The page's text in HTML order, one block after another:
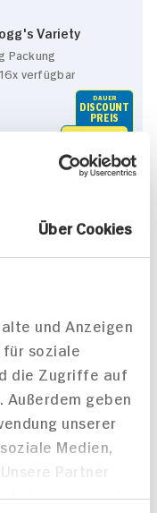
Über Cookies
und Anzeigen
für soziale
die Zugriffe auf
Außerdem geben
unserer
Medien,
Partner
mit
Variety
Packung
16x verfügbar
DAUER
DISCOUNT
PREIS
4.
in
Panade mit
min